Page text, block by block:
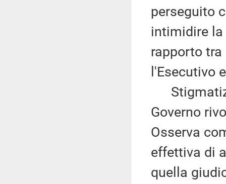
perseguito
intimidire
rapporto
l'Esecutivo
Governo
Osserva
effettiva di
quella